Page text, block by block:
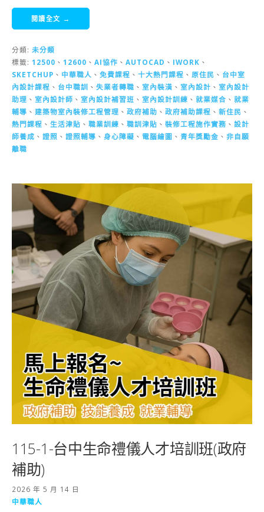
閱讀全文 →
分類: 未分類
標籤: 12500 、 12600 、 AI協作 、 AUTOCAD 、 IWORK 、
SKETCHUP 、 中華職人 、 免費課程 、 十大熱門課程 、 原住民 、 台中室
內設計課程 、 台中職訓 、 失業者轉職 、 室內裝潢 、 室內設計 、 室內設計
助理 、 室內設計師 、 室內設計補習班 、 室內設計訓練 、 就業媒合 、 就業
輔導 、 建築物室內裝修工程管理 、 政府補助 、 政府補助課程 、 新住民 、
熱門課程 、 生活津貼 、 職業訓練 、 職訓津貼 、 裝修工程施作實務 、 設計
師養成 、 證照 、 證照輔導 、 身心障礙 、 電腦繪圖 、 青年獎勵金 、 非自願
離職
115-1-台中生命禮儀人才培訓班(政府
補助)
2026 年 5 月 14 日
中華職人